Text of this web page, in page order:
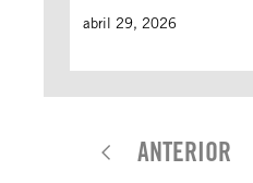
abril 29, 2026
ANTERIOR